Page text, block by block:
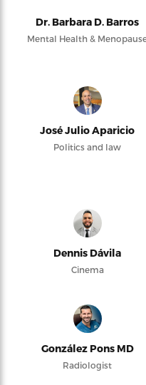
Dr. Barbara D. Barros
Mental Health &
José Julio Aparicio
Politics and law
Dennis Dávila
Cinema
González Pons MD
Radiologist